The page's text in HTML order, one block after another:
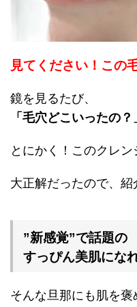
見てください！この
鏡を見るたび、
「毛穴どこいったの？
とにかく！このクレ
大正解だったので、
”新感覚”で話題の
すっぴん美肌にな
そんな旦那にも肌を褒